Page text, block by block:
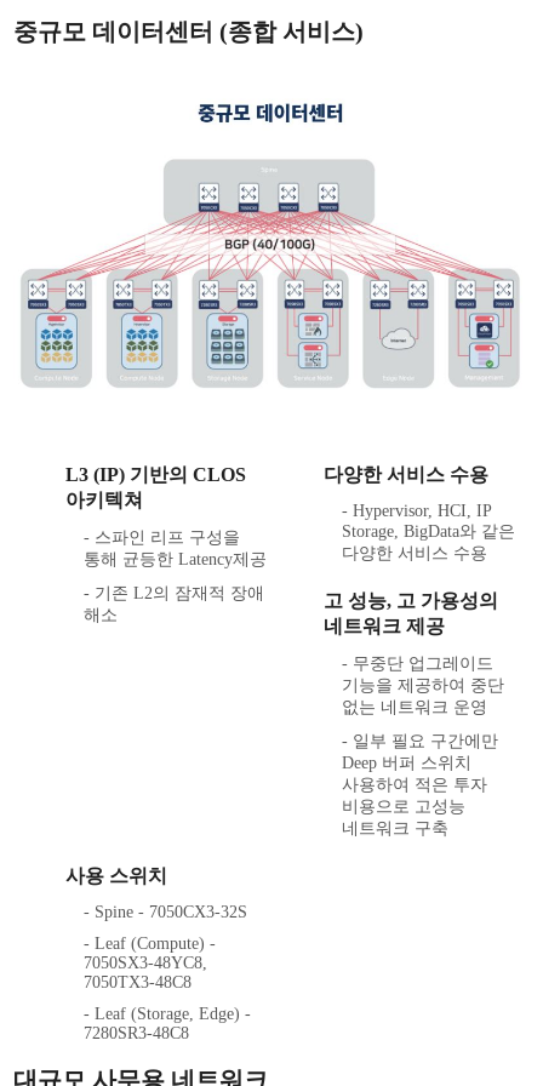
중규모 데이터센터 (종합 서비스)
L3 (IP) 기반의 CLOS
아키텍쳐
- 스파인 리프 구성을
통해 균등한 Latency제공
- 기존 L2의 잠재적 장애
해소
다양한 서비스 수용
- Hypervisor, HCI, IP
Storage, BigData와 같은
다양한 서비스 수용
고 성능, 고 가용성의
네트워크 제공
- 무중단 업그레이드
기능을 제공하여 중단
없는 네트워크 운영
- 일부 필요 구간에만
Deep 버퍼 스위치
사용하여 적은 투자
비용으로 고성능
네트워크 구축
사용 스위치
- Spine - 7050CX3-32S
- Leaf (Compute) -
7050SX3-48YC8,
7050TX3-48C8
- Leaf (Storage, Edge) -
7280SR3-48C8
대규모 사무용 네트워크